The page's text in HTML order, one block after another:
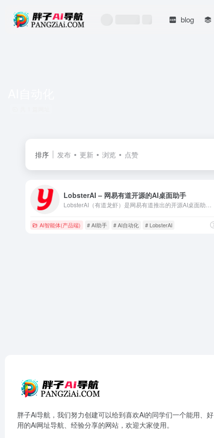
blog
排序 发布 更新 浏览 点赞
LobsterAI – 网易有道开源的AI桌面助手
AI智能体(产品端) # AI助手 # AI自动化 # LobsterAI
胖子Ai导航，我们努力创建可以给到喜欢Ai的同学们一个能用、好
用的Ai网址导航、经验分享的网站，欢迎大家使用。